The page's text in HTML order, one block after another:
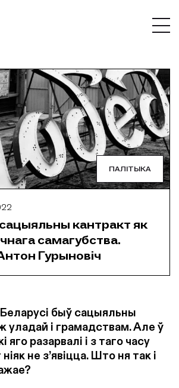
ПАЛІТЫКА
кантракт як
самагубства.
Гурыновіч
быў сацыяльны
уладай і грамадствам. Але ў
яго разарвалі і з таго часу
не з’явіцца. Што ня так і